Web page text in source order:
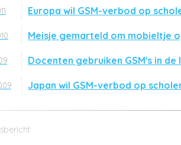
Europa wil GSM-verbod op
Meisje gemarteld om mobieltje
Docenten gebruiken GSM's in de
Japan wil GSM-verbod op